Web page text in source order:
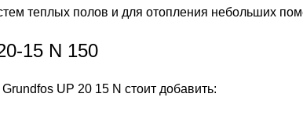
теплых полов и для отопления небольших
15 N 150
UP 20 15 N стоит добавить: